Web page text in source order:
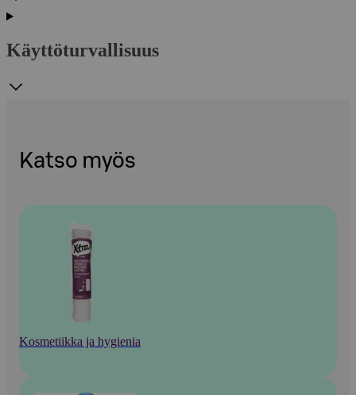
Käyttöturvallisuus
Katso myös
Kosmetiikka ja hygienia